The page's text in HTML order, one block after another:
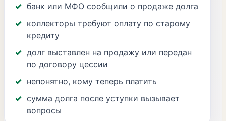
банк или МФО сообщили о продаже долга
коллекторы требуют оплату по старому
кредиту
долг выставлен на продажу или передан
по договору цессии
непонятно, кому теперь платить
сумма долга после уступки вызывает
вопросы